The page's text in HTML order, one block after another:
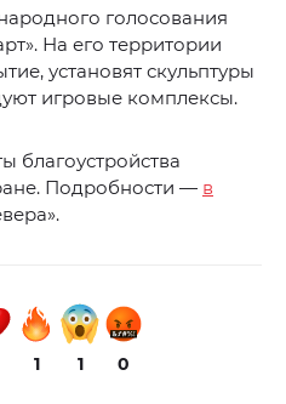
голосования
На его территории
установят скульптуры
игровые комплексы.
благоустройства
Подробности — в
1 1 0